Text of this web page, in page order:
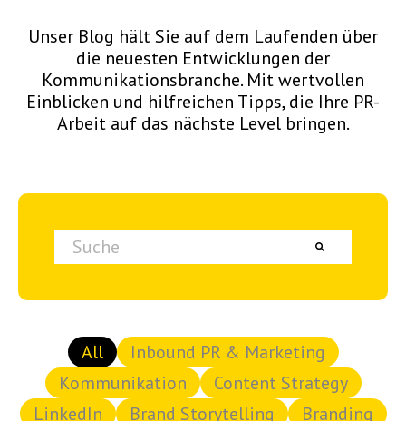
Unser Blog hält Sie auf dem Laufenden über
die neuesten Entwicklungen der
Kommunikationsbranche. Mit wertvollen
Einblicken und hilfreichen Tipps, die Ihre PR-
Arbeit auf das nächste Level bringen.
Dies ist ein Suchfeld mit einer automatischen Vorschlagsfunktion.
All
Inbound PR & Marketing
Kommunikation
Content Strategy
LinkedIn
Brand Storytelling
Branding